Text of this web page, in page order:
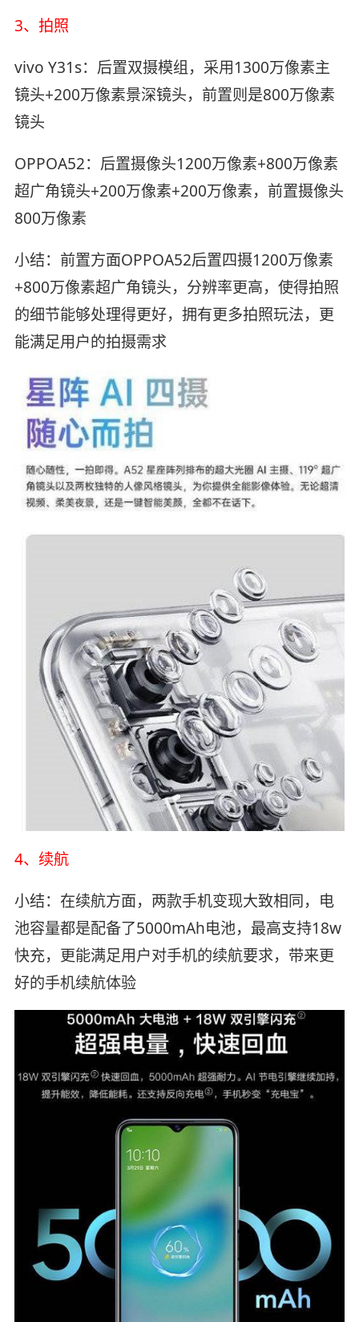
3、拍照
vivo Y31s：后置双摄模组，采用1300万像素主
镜头+200万像素景深镜头，前置则是800万像素
镜头
OPPOA52：后置摄像头1200万像素+800万像素
超广角镜头+200万像素+200万像素，前置摄像头
800万像素
​小结：前置方面OPPOA52后置四摄1200万像素
+800万像素超广角镜头，分辨率更高，使得拍照
的细节能够处理得更好，拥有更多拍照玩法，更
能满足用户的拍摄需求
4、续航
小结：在续航方面，两款手机变现大致相同，电
池容量都是配备了5000mAh电池，最高支持18w
快充，更能满足用户对手机的续航要求，带来更
好的手机续航体验